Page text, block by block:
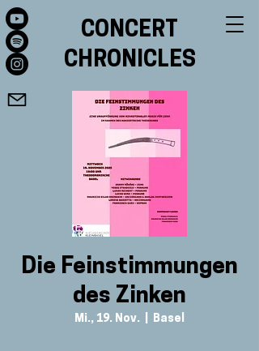
CONCERT
CHRONICLES
Die Feinstimmungen
des Zinken
Mi., 19. Nov. Basel